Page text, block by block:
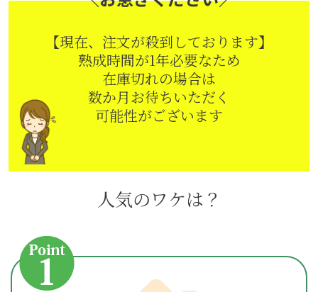
【現在、注文が殺到しております】
熟成時間が1年必要なため
在庫切れの場合は
数か月お待ちいただく
可能性がございます
人気のワケは？